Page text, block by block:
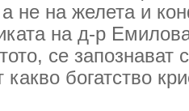
а не на желета и
на д-р
се запознават
богатство